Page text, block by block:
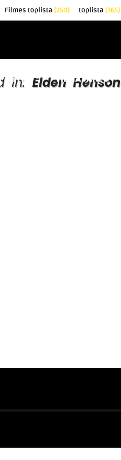
Filmes toplista (250) toplista (365)
FILMAJÁNLÓ
in: Elden Henson